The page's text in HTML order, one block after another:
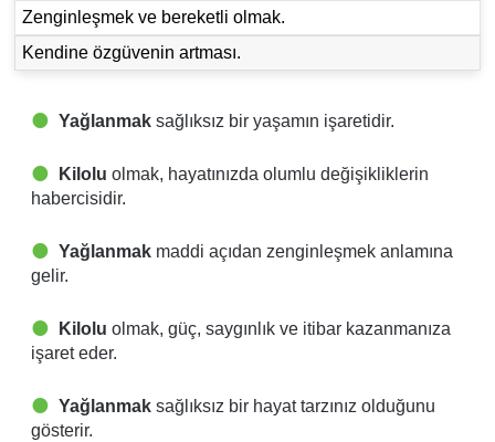
Zenginleşmek ve bereketli olmak.
Kendine özgüvenin artması.
Yağlanmak sağlıksız bir yaşamın işaretidir.
Kilolu olmak, hayatınızda olumlu değişikliklerin
habercisidir.
Yağlanmak maddi açıdan zenginleşmek anlamına
gelir.
Kilolu olmak, güç, saygınlık ve itibar kazanmanıza
işaret eder.
Yağlanmak sağlıksız bir hayat tarzınız olduğunu
gösterir.